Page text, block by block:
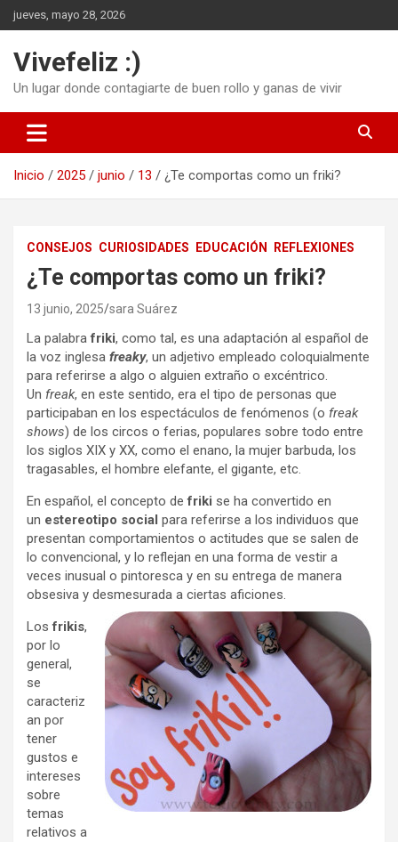
Saltar
al
jueves, mayo 28, 2026
Vivefeliz :)
Un lugar donde contagiarte de buen rollo y ganas de vivir
Inicio 2025 junio 13 ¿Te comportas como un friki?
CONSEJOS CURIOSIDADES EDUCACIÓN REFLEXIONES
¿Te comportas como un friki?
13 junio, 2025 sara Suárez
La palabrafriki, como tal, es una adaptación al español de
la voz inglesa freaky, un adjetivo empleado coloquialmente
para referirse a algo o alguien extraño o excéntrico.
Un freak, en este sentido, era el tipo de personas que
participaban en los espectáculos de fenómenos (o freak
shows) de los circos o ferias, populares sobre todo entre
los siglos XIX y XX, como el enano, la mujer barbuda, los
tragasables, el hombre elefante, el gigante, etc.
En español, el concepto de friki se ha convertido en
un estereotipo social para referirse a los individuos que
presentan comportamientos o actitudes que se salen de
lo convencional, y lo reflejan en una forma de vestir a
veces inusual o pintoresca y en su entrega de manera
obsesiva y desmesurada a ciertas aficiones.
Los frikis,
por lo
general,
se
caracteriz
an por
tener
gustos e
intereses
sobre
temas
relativos a